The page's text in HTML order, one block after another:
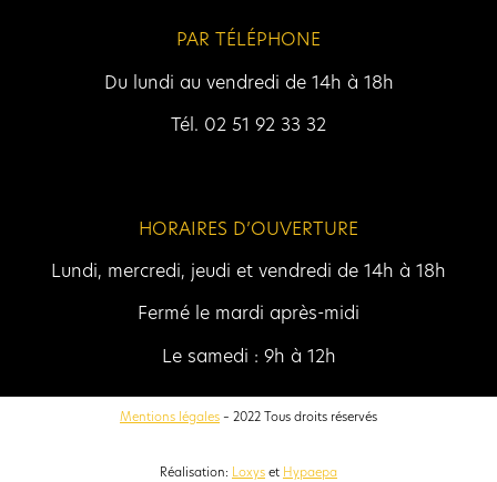
PAR TÉLÉPHONE
Du lundi au vendredi de 14h à 18h
Tél. 02 51 92 33 32
HORAIRES D’OUVERTURE
Lundi, mercredi, jeudi et vendredi de 14h à 18h
Fermé le mardi après-midi
Le samedi : 9h à 12h
Mentions légales– 2022 Tous droits réservés
Réalisation: Loxyset Hypaepa